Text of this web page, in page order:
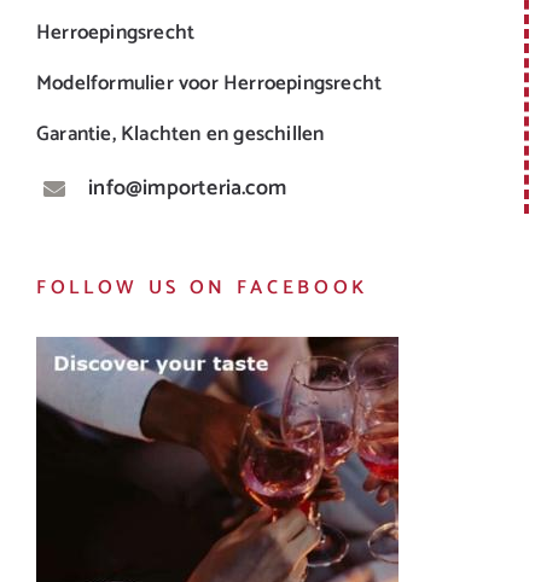
Herroepingsrecht
Modelformulier voor Herroepingsrecht
Garantie, Klachten en geschillen
info@importeria.com
FOLLOW US ON FACEBOOK